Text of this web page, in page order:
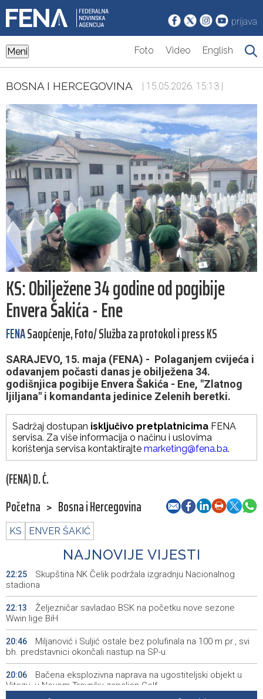
prijava
Meni Foto Video English
BOSNA I HERCEGOVINA | 15.05.2026. 15:13 |
KS: Obilježene 34 godine od pogibije
Envera Šakića - Ene
FENASaopćenje, Foto/ Služba za protokol i press KS
SARAJEVO, 15. maja (FENA) - Polaganjem cvijeća i
odavanjem počasti danas je obilježena 34.
godišnjica pogibije Envera Šakića - Ene, "Zlatnog
ljiljana" i komandanta jedinice Zelenih beretki.
Sadržaj dostupan isključivo pretplatnicima FENA
servisa. Za više informacija o načinu i uslovima
korištenja servisa kontaktirajte marketing@fena.ba.
(FENA) D. Ć.
Početna > Bosna i Hercegovina
KS ENVER ŠAKIĆ
NAJNOVIJE VIJESTI
22:25
Skupština NK Čelik podržala izgradnju Nacionalnog
stadiona
22:13
Željezničar savladao BSK na početku nove sezone
Wwin lige BiH
20:46
Miljanović i Suljić ostale bez polufinala na 100 m pr., svi
bh. predstavnici okončali nastup na SP-u
20:06
Bačena eksplozivna naprava na ugostiteljski objekt u
Vitezu, u Novom Travniku zapaljen Golf